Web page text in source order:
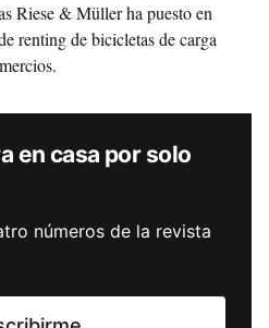
Riese & Müller ha puesto en
renting de bicicletas de carga
en casa por solo
números de la revista